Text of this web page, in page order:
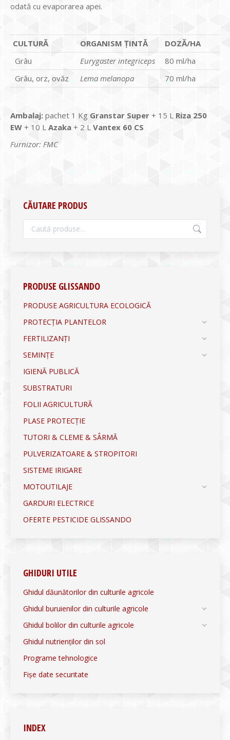
odată cu evaporarea apei.
CULTURĂ ORGANISM ȚINTĂ
DOZĂ/HA
Grâu
Eurygaster integriceps
80 ml/ha
Grâu, orz, ovăz
Lema melanopa 70 ml/ha
Ambalaj: pachet 1 Kg Granstar Super + 15 L Riza 250
EW + 10 L Azaka + 2 L Vantex 60 CS
Furnizor: FMC
CĂUTARE PRODUS
PRODUSE GLISSANDO
PRODUSE AGRICULTURA ECOLOGICĂ
PROTECȚIA PLANTELOR
FERTILIZANȚI
SEMINȚE
IGIENĂ PUBLICĂ
SUBSTRATURI
FOLII AGRICULTURĂ
PLASE PROTECȚIE
TUTORI & CLEME & SÂRMĂ
PULVERIZATOARE & STROPITORI
SISTEME IRIGARE
MOTOUTILAJE
GARDURI ELECTRICE
OFERTE PESTICIDE GLISSANDO
GHIDURI UTILE
Ghidul dăunătorilor din culturile agricole
Ghidul buruienilor din culturile agricole
Ghidul bolilor din culturile agricole
Ghidul nutrienților din sol
Programe tehnologice
Fișe date securitate
INDEX